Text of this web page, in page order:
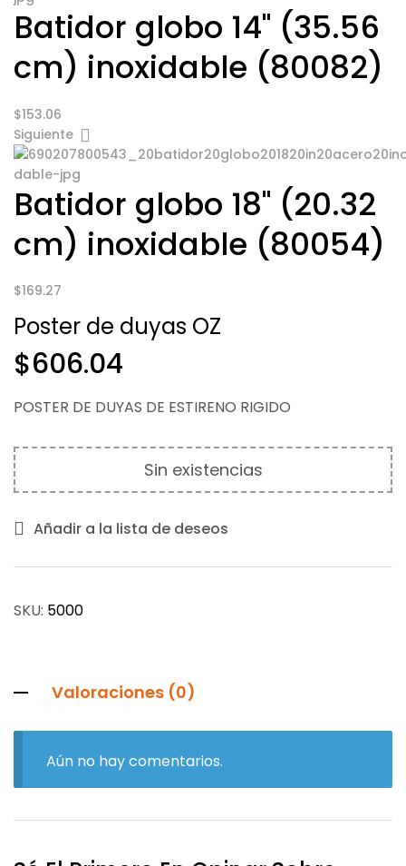
Batidor globo 14" (35.56
cm) inoxidable (80082)
$153.06
Siguiente
Batidor globo 18" (20.32
cm) inoxidable (80054)
$169.27
Poster de duyas OZ
$606.04
POSTER DE DUYAS DE ESTIRENO RIGIDO
Sin existencias
Añadir a la lista de deseos
SKU: 5000
Valoraciones (0)
Aún no hay comentarios.